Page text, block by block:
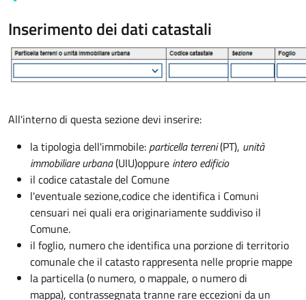
Inserimento dei dati catastali
All'interno di questa sezione devi inserire:
la tipologia dell'immobile: particella terreni(PT), unità
immobiliare urbana(UIU)oppure intero edificio
il codice catastale del Comune
l'eventuale sezione,codice che identifica i Comuni
censuari nei quali era originariamente suddiviso il
Comune.
il foglio, numero che identifica una porzione di territorio
comunale che il catasto rappresenta nelle proprie mappe
la particella (o numero, o mappale, o numero di
mappa), contrassegnata tranne rare eccezioni da un